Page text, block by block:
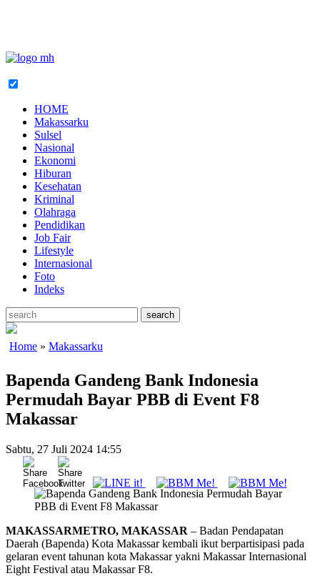
HOME
Makassarku
Sulsel
Nasional
Ekonomi
Hiburan
Kesehatan
Kriminal
Olahraga
Pendidikan
Job Fair
Lifestyle
Internasional
Foto
Indeks
Home » Makassarku
Bapenda Gandeng Bank Indonesia
Permudah Bayar PBB di Event F8
Makassar
Sabtu, 27 Juli 2024 14:55
MAKASSARMETRO, MAKASSAR – Badan Pendapatan
Daerah (Bapenda) Kota Makassar kembali ikut berpartisipasi pada
gelaran event tahunan kota Makassar yakni Makassar Internasional
Eight Festival atau Makassar F8.